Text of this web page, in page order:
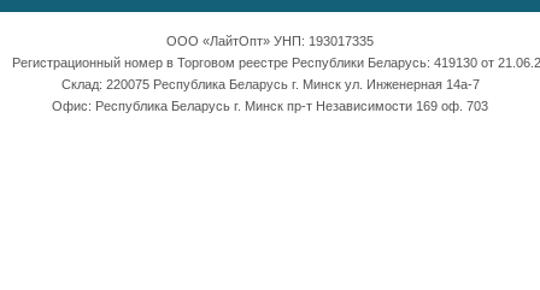
ООО «ЛайтОпт» УНП: 193017335
Регистрационный номер в Торговом реестре Республики Беларусь: 419130 от
Склад: 220075 Республика Беларусь г. Минск ул. Инженерная 14а-7
Офис: Республика Беларусь г. Минск пр-т Независимости 169 оф. 703